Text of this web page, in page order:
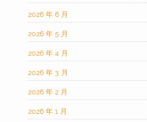
2026 年 6 月
2026 年 5 月
2026 年 4 月
2026 年 3 月
2026 年 2 月
2026 年 1 月